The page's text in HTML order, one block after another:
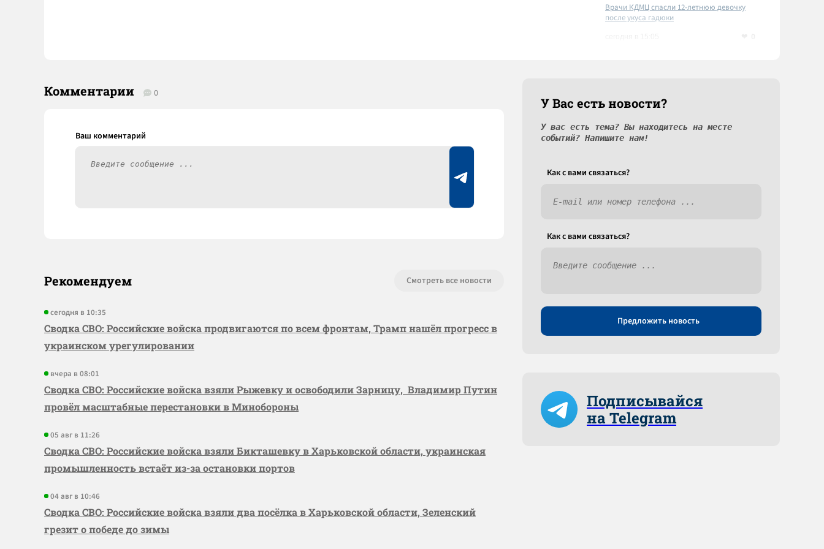
Врачи КДМЦ спасли 12-летнюю девочку
после укуса гадюки
Комментарии 0
Рекомендуем Смотреть все новости
сегодня в 10:35
Сводка СВО: Российские войска продвигаются по всем фронтам, Трамп нашёл прогресс в
украинском урегулировании
вчера в 08:01
Сводка СВО: Российские войска взяли Рыжевку и освободили Зарницу, Владимир Путин
провёл масштабные перестановки в Минобороны
05 авг в 11:26
Сводка СВО: Российские войска взяли Бикташевку в Харьковской области, украинская
промышленность встаёт из-за остановки портов
04 авг в 10:46
Сводка СВО: Российские войска взяли два посёлка в Харьковской области, Зеленский
грезит о победе до зимы
У Вас есть новости?
У вас есть тема? Вы находитесь на месте
событий? Напишите нам!
Как c вами связаться?
Как c вами связаться?
Предложить новость
Подписывайся
на Telegram